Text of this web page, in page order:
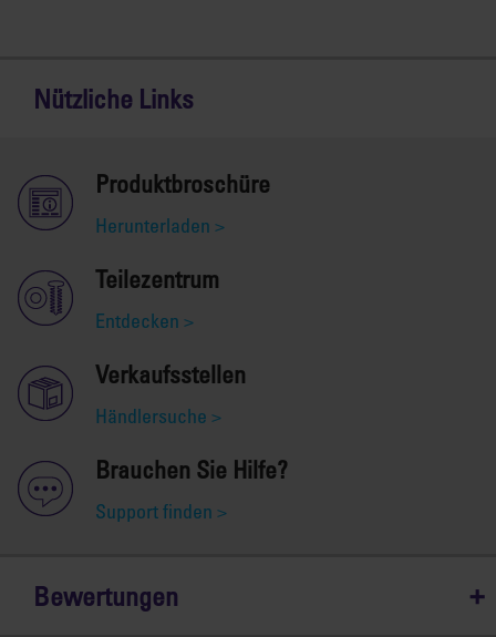
Nützliche Links
Produktbroschüre
Herunterladen >
Teilezentrum
Entdecken >
Verkaufsstellen
Händlersuche >
Brauchen Sie Hilfe?
Support finden >
Bewertungen